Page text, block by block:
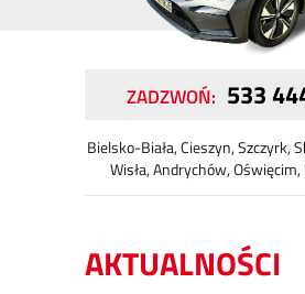
533
Bielsko-Biała, Cieszyn, Szczyrk,
Wisła, Andrychów,
AKTUALNOŚCI